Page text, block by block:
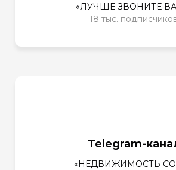
«ЛУЧШЕ ЗВОНИТЕ
18 тыс.
Telegram-
«НЕДВИЖИМОСТЬ